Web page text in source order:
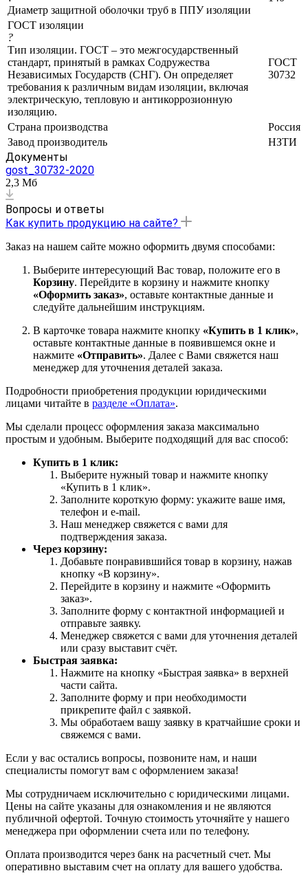
Диаметр защитной оболочки труб в ППУ изоляции
ГОСТ изоляции
?
Тип изоляции. ГОСТ – это межгосударственный
стандарт, принятый в рамках Содружества
Независимых Государств (СНГ). Он определяет
требования к различным видам изоляции, включая
электрическую, тепловую и антикоррозионную
изоляцию.
ГОСТ
30732
Страна производства
Россия
Завод производитель
НЗТИ
Документы
gost_30732-2020
2,3 Мб
Вопросы и ответы
Как купить продукцию на сайте?
Заказ на нашем сайте можно оформить двумя способами:
Выберите интересующий Вас товар, положите его в
Корзину. Перейдите в корзину и нажмите кнопку
«Оформить заказ», оставьте контактные данные и
следуйте дальнейшим инструкциям.
В карточке товара нажмите кнопку «Купить в 1 клик»,
оставьте контактные данные в появившемся окне и
нажмите «Отправить». Далее с Вами свяжется наш
менеджер для уточнения деталей заказа.
Подробности приобретения продукции юридическими
лицами читайте в разделе «Оплата».
Мы сделали процесс оформления заказа максимально
простым и удобным. Выберите подходящий для вас способ:
Купить в 1 клик:
Выберите нужный товар и нажмите кнопку
«Купить в 1 клик».
Заполните короткую форму: укажите ваше имя,
телефон и e-mail.
Наш менеджер свяжется с вами для
подтверждения заказа.
Через корзину:
Добавьте понравившийся товар в корзину, нажав
кнопку «В корзину».
Перейдите в корзину и нажмите «Оформить
заказ».
Заполните форму с контактной информацией и
отправьте заявку.
Менеджер свяжется с вами для уточнения деталей
или сразу выставит счёт.
Быстрая заявка:
Нажмите на кнопку «Быстрая заявка» в верхней
части сайта.
Заполните форму и при необходимости
прикрепите файл с заявкой.
Мы обработаем вашу заявку в кратчайшие сроки и
свяжемся с вами.
Если у вас остались вопросы, позвоните нам, и наши
специалисты помогут вам с оформлением заказа!
Мы сотрудничаем исключительно с юридическими лицами.
Цены на сайте указаны для ознакомления и не являются
публичной офертой. Точную стоимость уточняйте у нашего
менеджера при оформлении счета или по телефону.
Оплата производится через банк на расчетный счет. Мы
оперативно выставим счет на оплату для вашего удобства.